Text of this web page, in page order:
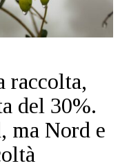
raccolta,
del 30%.
ma Nord e